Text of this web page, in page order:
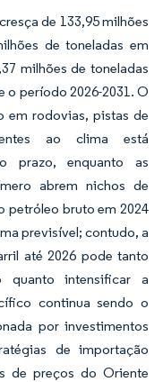
de 133,95 milhões
de toneladas em
milhões de toneladas
o período 2026-2031. O
em rodovias, pistas de
ao clima está
prazo, enquanto as
abrem nichos de
petróleo bruto em 2024
previsível; contudo, a
até 2026 pode tanto
quanto intensificar a
continua sendo o
por investimentos
de importação
de preços do Oriente